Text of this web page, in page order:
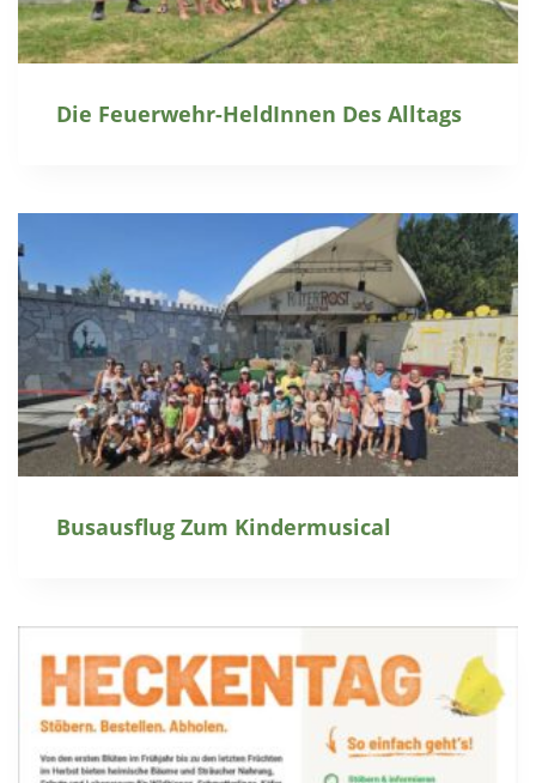
Die Feuerwehr-HeldInnen Des Alltags
Busausflug Zum Kindermusical